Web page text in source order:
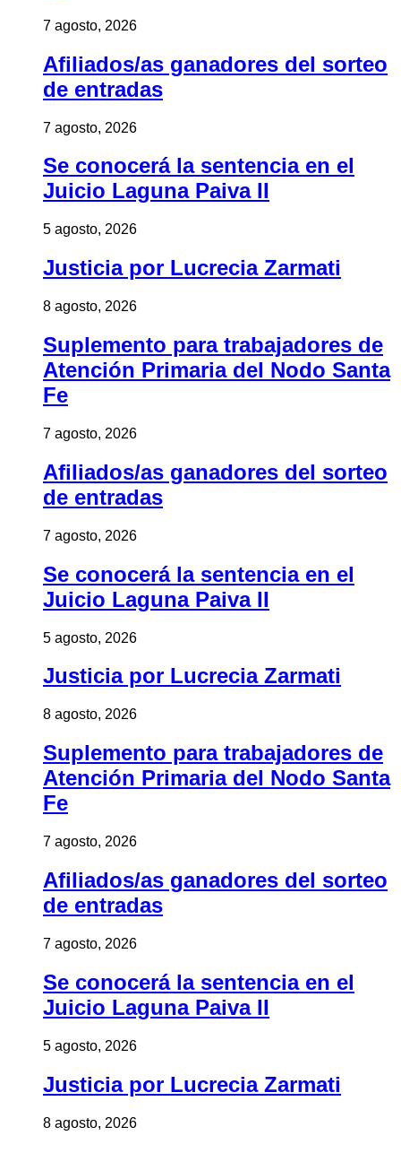
7 agosto, 2026
Afiliados/as ganadores del sorteo
de entradas
7 agosto, 2026
Se conocerá la sentencia en el
Juicio Laguna Paiva II
5 agosto, 2026
Justicia por Lucrecia Zarmati
8 agosto, 2026
Suplemento para trabajadores de
Atención Primaria del Nodo Santa
Fe
7 agosto, 2026
Afiliados/as ganadores del sorteo
de entradas
7 agosto, 2026
Se conocerá la sentencia en el
Juicio Laguna Paiva II
5 agosto, 2026
Justicia por Lucrecia Zarmati
8 agosto, 2026
Suplemento para trabajadores de
Atención Primaria del Nodo Santa
Fe
7 agosto, 2026
Afiliados/as ganadores del sorteo
de entradas
7 agosto, 2026
Se conocerá la sentencia en el
Juicio Laguna Paiva II
5 agosto, 2026
Justicia por Lucrecia Zarmati
8 agosto, 2026